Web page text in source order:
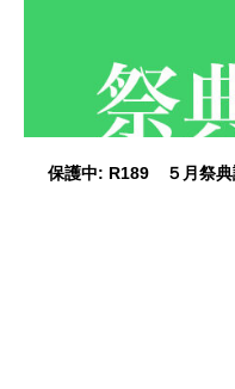
保護中: R189 ５月祭典